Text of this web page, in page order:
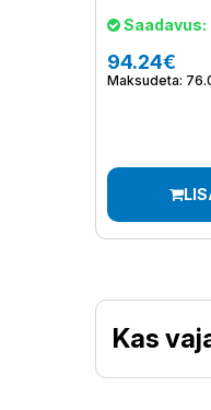
Saadavus:
94.24€
Maksudeta:
Kas